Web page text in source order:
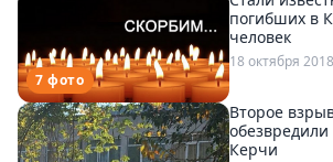
7 фото
погибших в
человек
18 октября
Второе
Керчи